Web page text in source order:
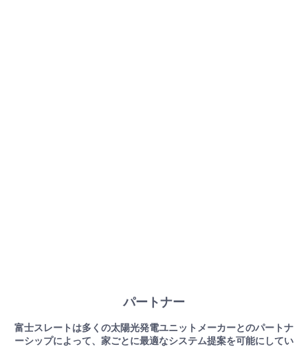
パートナー
富士スレートは多くの太陽光発電ユニットメーカーとのパートナ
ーシップによって、家ごとに最適なシステム提案を可能にしてい